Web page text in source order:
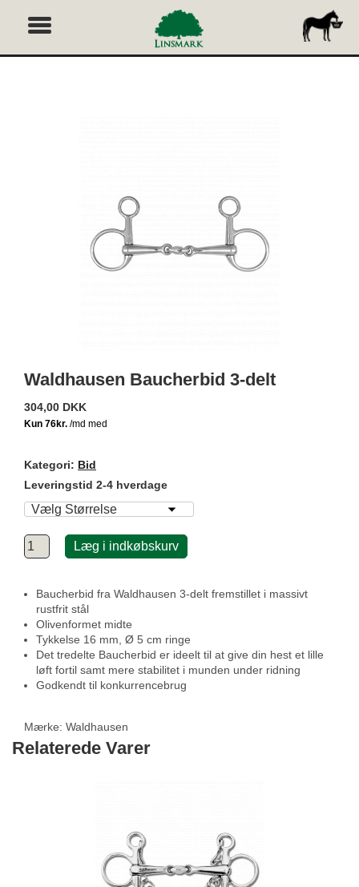
Waldhausen Baucherbid 3-delt
304,00 DKK
Kategori: Bid
Leveringstid 2-4 hverdage
Læg i indkøbskurv
Baucherbid fra Waldhausen 3-delt fremstillet i massivt
rustfrit stål
Olivenformet midte
Tykkelse 16 mm, Ø 5 cm ringe
Det tredelte Baucherbid er ideelt til at give din hest et lille
løft fortil samt mere stabilitet i munden under ridning
Godkendt til konkurrencebrug
Mærke: Waldhausen
Relaterede Varer